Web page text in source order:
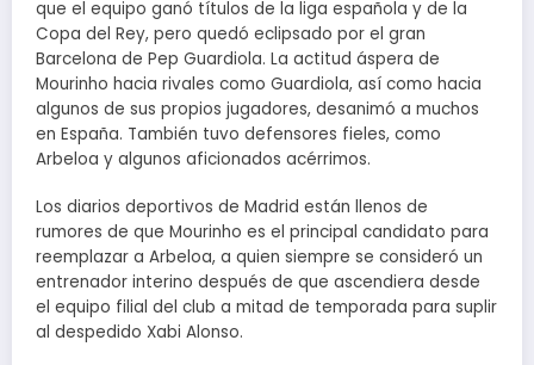
que el equipo ganó títulos de la liga española y de la
Copa del Rey, pero quedó eclipsado por el gran
Barcelona de Pep Guardiola. La actitud áspera de
Mourinho hacia rivales como Guardiola, así como hacia
algunos de sus propios jugadores, desanimó a muchos
en España. También tuvo defensores fieles, como
Arbeloa y algunos aficionados acérrimos.
Los diarios deportivos de Madrid están llenos de
rumores de que Mourinho es el principal candidato para
reemplazar a Arbeloa, a quien siempre se consideró un
entrenador interino después de que ascendiera desde
el equipo filial del club a mitad de temporada para suplir
al despedido Xabi Alonso.